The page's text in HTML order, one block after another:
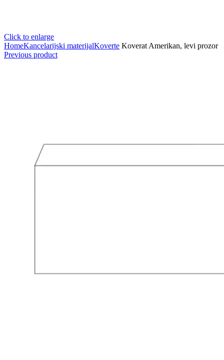
Click to enlarge
HomeKancelarijski materijalKoverte Koverat Amerikan, levi prozor
Previous product